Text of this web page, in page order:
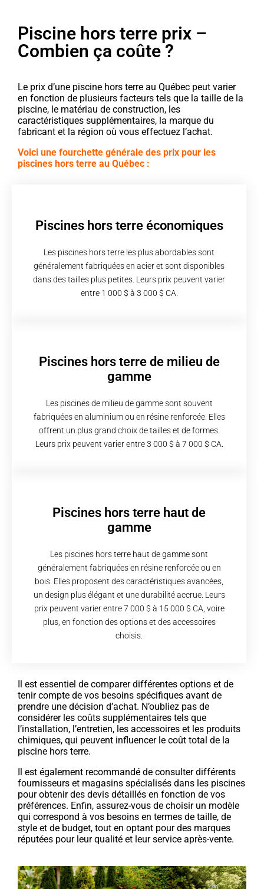
Piscine hors terre prix –
Combien ça coûte ?
Le prix d’une piscine hors terre au Québec peut varier
en fonction de plusieurs facteurs tels que la taille de la
piscine, le matériau de construction, les
caractéristiques supplémentaires, la marque du
fabricant et la région où vous effectuez l’achat.
Voici une fourchette générale des prix pour les
piscines hors terre au Québec :
Piscines hors terre économiques
Les piscines hors terre les plus abordables sont
généralement fabriquées en acier et sont disponibles
dans des tailles plus petites. Leurs prix peuvent varier
entre 1 000 $ à 3 000 $ CA.
Piscines hors terre de milieu de
gamme
Les piscines de milieu de gamme sont souvent
fabriquées en aluminium ou en résine renforcée. Elles
offrent un plus grand choix de tailles et de formes.
Leurs prix peuvent varier entre 3 000 $ à 7 000 $ CA.
Piscines hors terre haut de
gamme
Les piscines hors terre haut de gamme sont
généralement fabriquées en résine renforcée ou en
bois. Elles proposent des caractéristiques avancées,
un design plus élégant et une durabilité accrue. Leurs
prix peuvent varier entre 7 000 $ à 15 000 $ CA, voire
plus, en fonction des options et des accessoires
choisis.
Il est essentiel de comparer différentes options et de
tenir compte de vos besoins spécifiques avant de
prendre une décision d’achat. N’oubliez pas de
considérer les coûts supplémentaires tels que
l’installation, l’entretien, les accessoires et les produits
chimiques, qui peuvent influencer le coût total de la
piscine hors terre.
Il est également recommandé de consulter différents
fournisseurs et magasins spécialisés dans les piscines
pour obtenir des devis détaillés en fonction de vos
préférences. Enfin, assurez-vous de choisir un modèle
qui correspond à vos besoins en termes de taille, de
style et de budget, tout en optant pour des marques
réputées pour leur qualité et leur service après-vente.